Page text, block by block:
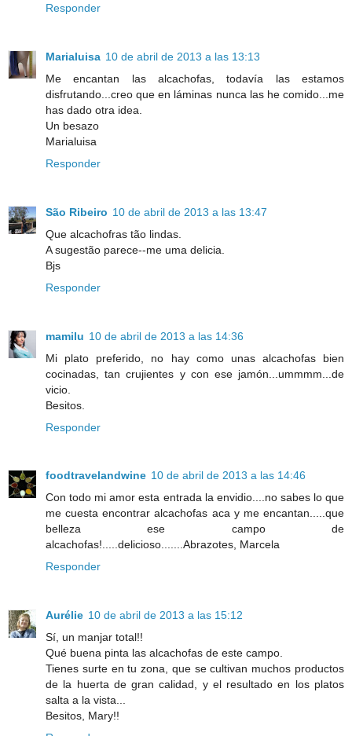
Responder
Marialuisa 10 de abril de 2013 a las 13:13
Me encantan las alcachofas, todavía las estamos
disfrutando...creo que en láminas nunca las he comido...me
has dado otra idea.
Un besazo
Marialuisa
Responder
São Ribeiro 10 de abril de 2013 a las 13:47
Que alcachofras tão lindas.
A sugestão parece--me uma delicia.
Bjs
Responder
mamilu 10 de abril de 2013 a las 14:36
Mi plato preferido, no hay como unas alcachofas bien
cocinadas, tan crujientes y con ese jamón...ummmm...de
vicio.
Besitos.
Responder
foodtravelandwine 10 de abril de 2013 a las 14:46
Con todo mi amor esta entrada la envidio....no sabes lo que
me cuesta encontrar alcachofas aca y me encantan.....que
belleza ese campo de
alcachofas!.....delicioso.......Abrazotes, Marcela
Responder
Aurélie 10 de abril de 2013 a las 15:12
Sí, un manjar total!!
Qué buena pinta las alcachofas de este campo.
Tienes surte en tu zona, que se cultivan muchos productos
de la huerta de gran calidad, y el resultado en los platos
salta a la vista...
Besitos, Mary!!